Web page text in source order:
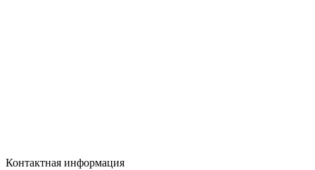
Контактная информация